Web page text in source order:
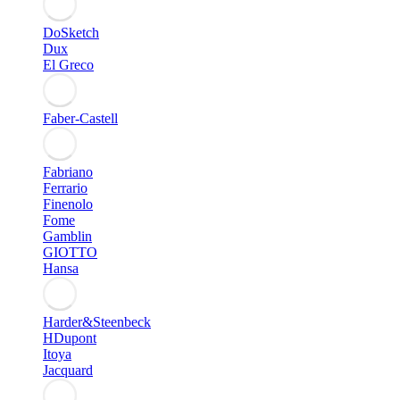
DoSketch
Dux
El Greco
Faber-Castell
Fabriano
Ferrario
Finenolo
Fome
Gamblin
GIOTTO
Hansa
Harder&Steenbeck
HDupont
Itoya
Jacquard